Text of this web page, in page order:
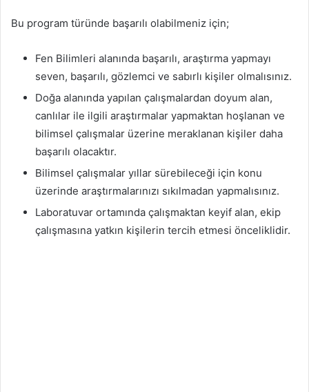
Bu program türünde başarılı olabilmeniz için;
Fen Bilimleri alanında başarılı, araştırma yapmayı
seven, başarılı, gözlemci ve sabırlı kişiler olmalısınız.
Doğa alanında yapılan çalışmalardan doyum alan,
canlılar ile ilgili araştırmalar yapmaktan hoşlanan ve
bilimsel çalışmalar üzerine meraklanan kişiler daha
başarılı olacaktır.
Bilimsel çalışmalar yıllar sürebileceği için konu
üzerinde araştırmalarınızı sıkılmadan yapmalısınız.
Laboratuvar ortamında çalışmaktan keyif alan, ekip
çalışmasına yatkın kişilerin tercih etmesi önceliklidir.